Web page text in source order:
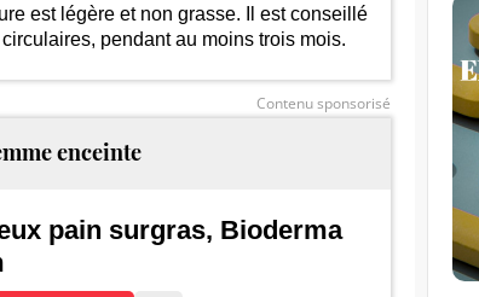
2026
est légère et non grasse. Il est conseillé
pendant au moins trois mois.
Contenu sponsorisé
enceinte
pain surgras, Bioderma